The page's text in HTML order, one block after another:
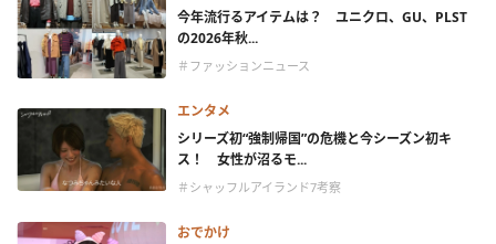
今年流行るアイテムは？ ユニクロ、GU、PLST
の2026年秋...
＃ファッションニュース
エンタメ
シリーズ初“強制帰国”の危機と今シーズン初キ
ス！ 女性が沼るモ...
＃シャッフルアイランド7考察
おでかけ